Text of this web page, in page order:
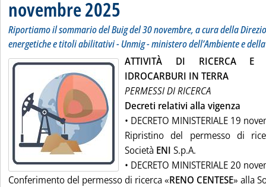
novembre 2025
Riportiamo il sommario del Buig del 30 novembre, a cura della
energetiche e titoli abilitativi - Unmig - ministero dell’Ambiente e della
ATTIVITÀ DI RICERCA E
IDROCARBURI IN TERRA
PERMESSI DI RICERCA
Decreti relativi alla vigenza
• DECRETO MINISTERIALE 19
Ripristino del permesso di
Società ENI S.p.A.
• DECRETO MINISTERIALE 20
Conferimento del permesso di ricerca «RENO CENTESE» alla